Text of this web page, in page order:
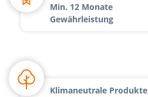
Min. 12 Monate
Gewährleistung
Klimaneutrale Produkte